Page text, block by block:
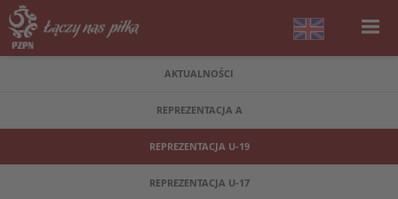
AKTUALNOŚCI
REPREZENTACJA A
REPREZENTACJA U-19
REPREZENTACJA U-17